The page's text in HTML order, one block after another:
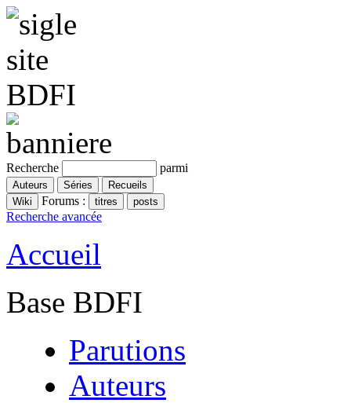
Recherche parmi
Forums :
Recherche avancée
Accueil
Base BDFI
Parutions
Auteurs